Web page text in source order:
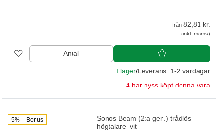
från 82,81 kr.
(inkl. moms)
Antal
I lager/Leverans: 1-2 vardagar
4 har nyss köpt denna vara
5% Bonus
Sonos Beam (2:a gen.) trådlös
högtalare, vit